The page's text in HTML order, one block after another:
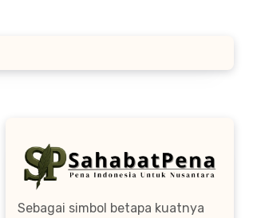
Sebagai simbol betapa kuatnya